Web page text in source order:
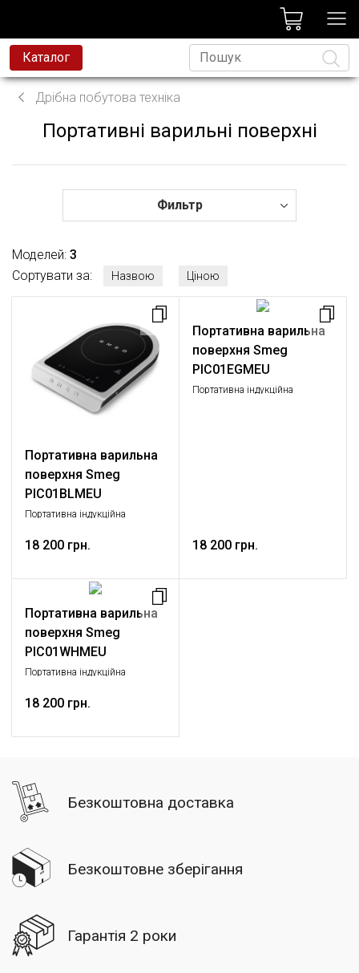
Каталог
техніка
техніка
та змішувачі
техніка
Мова
Дрібна побутова техніка
Портативні варильні поверхні
Фильтр
Моделей: 3
Сортувати за:
Назвою Ціною
Портативна варильна
поверхня Smeg
PIC01BLMEU
Портативна індукційна
чорний матовий
18 200 грн.
Портативна варильна
поверхня Smeg
PIC01EGMEU
Портативна індукційна
18 200 грн.
Портативна варильна
поверхня Smeg
PIC01WHMEU
Портативна індукційна
матовий
18 200 грн.
Безкоштовна доставка
Безкоштовне зберігання
Гарантія 2 роки